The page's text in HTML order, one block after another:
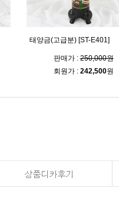
名品 동양란 황금강 [ST-E476]
판매가 :150,000원
회원가 : 145,500원